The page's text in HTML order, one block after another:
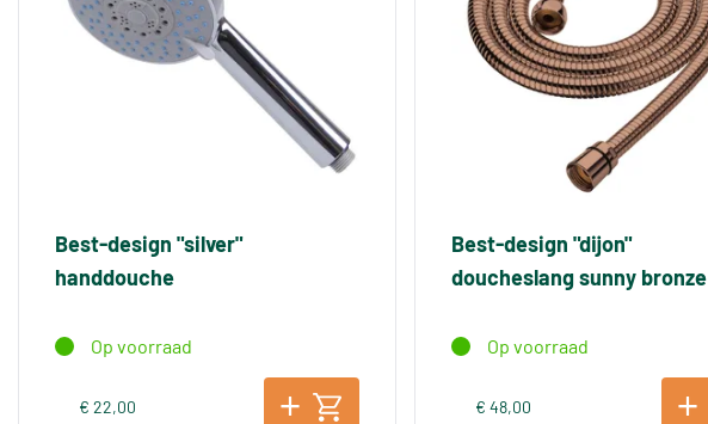
Best-design "silver"
handdouche
Op voorraad
€ 22,00
Best-design "dijon"
doucheslang sunny bronze
Op voorraad
€ 48,00